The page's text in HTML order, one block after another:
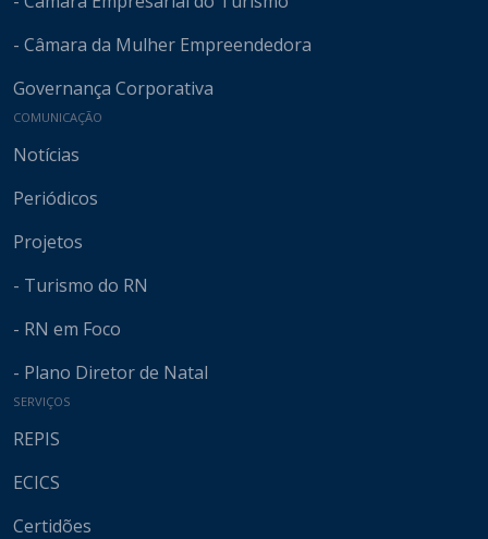
- Câmara da Mulher Empreendedora
Governança Corporativa
COMUNICAÇÃO
Notícias
Periódicos
Projetos
- Turismo do RN
- RN em Foco
- Plano Diretor de Natal
SERVIÇOS
REPIS
ECICS
Certidões